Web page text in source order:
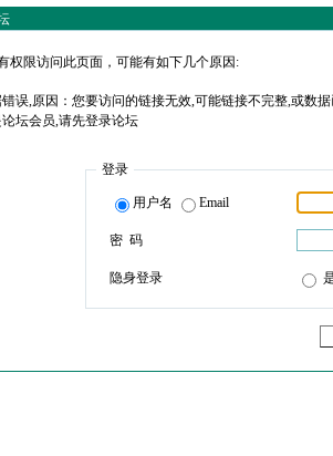
权限访问此页面，可能有如下几个原因:
误,原因：您要访问的链接无效,可能链接不完整,或数
坛会员,请先登录论坛
登录
用户名 Email
密 码
隐身登录